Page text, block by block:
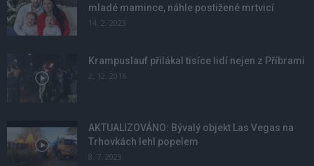
mladé mamince, náhle postižené mrtvicí
14. 2. 2023
Krampuslauf přilákal tisíce lidí nejen z Příbrami
2. 12. 2016
AKTUALIZOVÁNO: Bývalý objekt Las Vegas na
Trhovkách lehl popelem
8. 7. 2023